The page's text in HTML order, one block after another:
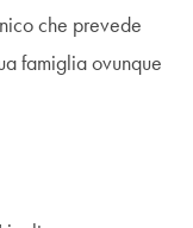
che prevede
famiglia ovunque